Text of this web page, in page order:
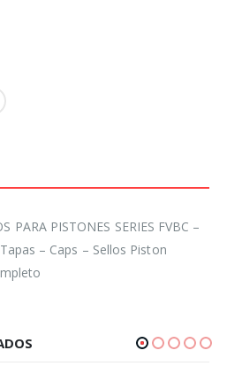
PARA PISTONES SERIES FVBC –
– Caps – Sellos Piston